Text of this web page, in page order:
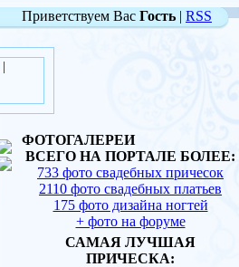
Приветствуем Вас Гость | RSS
ФОТОГАЛЕРЕИ
ВСЕГО НА ПОРТАЛЕ БОЛЕЕ:
733 фото свадебных причесок
2110 фото свадебных платьев
175 фото дизайна ногтей
+ фото на форуме
САМАЯ ЛУЧШАЯ
ПРИЧЕСКА: